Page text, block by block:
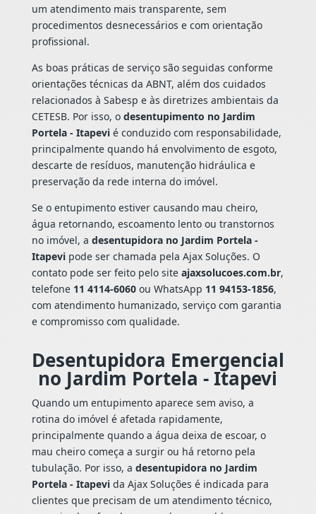
um atendimento mais transparente, sem
procedimentos desnecessários e com orientação
profissional.
As boas práticas de serviço são seguidas conforme
orientações técnicas da ABNT, além dos cuidados
relacionados à Sabesp e às diretrizes ambientais da
CETESB. Por isso, o desentupimento no Jardim
Portela - Itapevié conduzido com responsabilidade,
principalmente quando há envolvimento de esgoto,
descarte de resíduos, manutenção hidráulica e
preservação da rede interna do imóvel.
Se o entupimento estiver causando mau cheiro,
água retornando, escoamento lento ou transtornos
no imóvel, a desentupidora no Jardim Portela -
Itapevipode ser chamada pela Ajax Soluções. O
contato pode ser feito pelo site ajaxsolucoes.com.br,
telefone 11 4114-6060ou WhatsApp 11 94153-1856,
com atendimento humanizado, serviço com garantia
e compromisso com qualidade.
Desentupidora Emergencial
no Jardim Portela - Itapevi
Quando um entupimento aparece sem aviso, a
rotina do imóvel é afetada rapidamente,
principalmente quando a água deixa de escoar, o
mau cheiro começa a surgir ou há retorno pela
tubulação. Por isso, a desentupidora no Jardim
Portela - Itapevida Ajax Soluções é indicada para
clientes que precisam de um atendimento técnico,